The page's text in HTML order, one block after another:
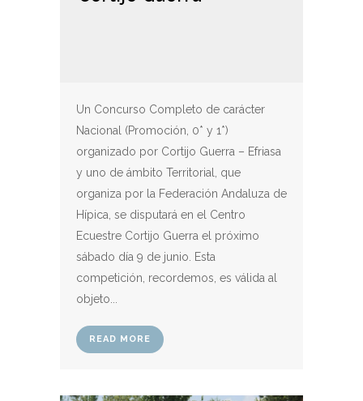
Un Concurso Completo de carácter
Nacional (Promoción, 0* y 1*)
organizado por Cortijo Guerra – Efriasa
y uno de ámbito Territorial, que
organiza por la Federación Andaluza de
Hípica, se disputará en el Centro
Ecuestre Cortijo Guerra el próximo
sábado día 9 de junio. Esta
competición, recordemos, es válida al
objeto...
READ MORE